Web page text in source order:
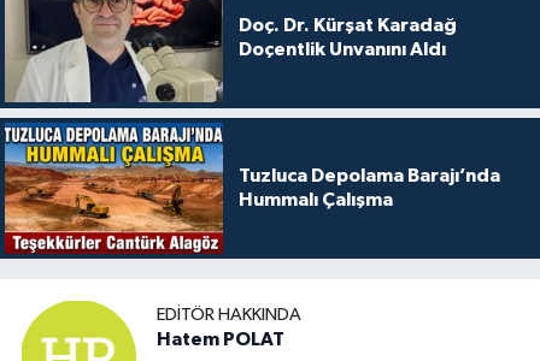
Doç. Dr. Kürşat Karadağ
Doçentlik Unvanını Aldı
Tuzluca Depolama Barajı’nda
Hummalı Çalışma
EDITÖR HAKKINDA
Hatem POLAT